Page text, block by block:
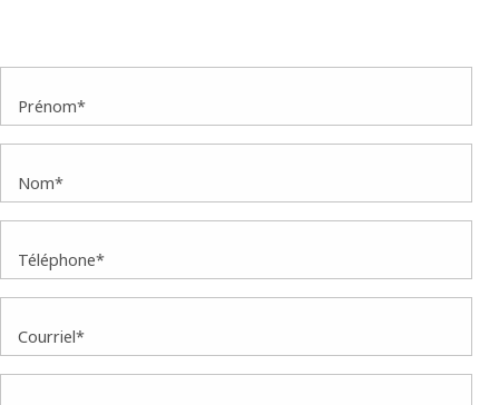
Prénom*
Nom*
Téléphone*
Courriel*